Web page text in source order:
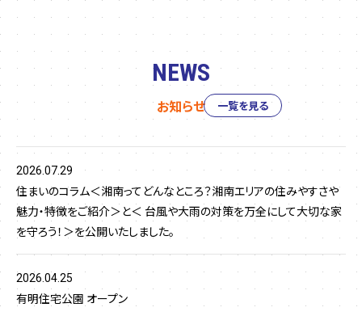
NEWS
お知らせ
2026.07.29
住まいのコラム＜湘南ってどんなところ？湘南エリアの住みやすさや
魅力・特徴をご紹介＞と＜ 台風や大雨の対策を万全にして大切な家
を守ろう！＞を公開いたしました。
2026.04.25
有明住宅公園 オープン
一覧を見る